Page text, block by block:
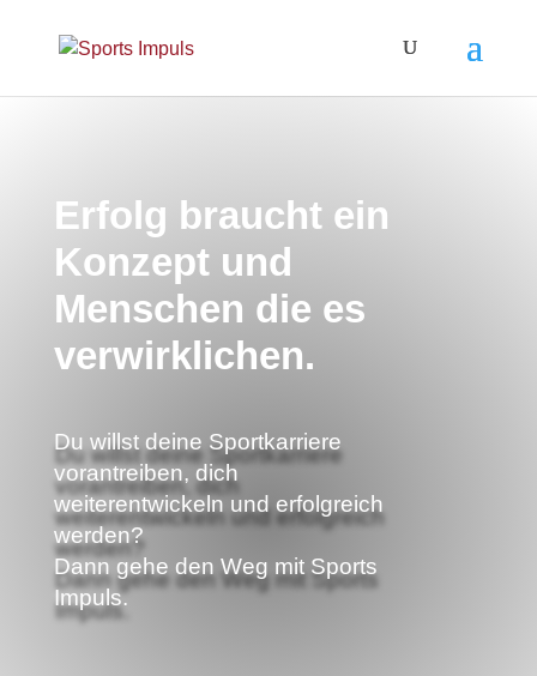
Erfolg braucht ein
Konzept und
Menschen die es
verwirklichen.
Du willst deine Sportkarriere
vorantreiben, dich
weiterentwickeln und erfolgreich
werden?
Dann gehe den Weg mit Sports
Impuls.